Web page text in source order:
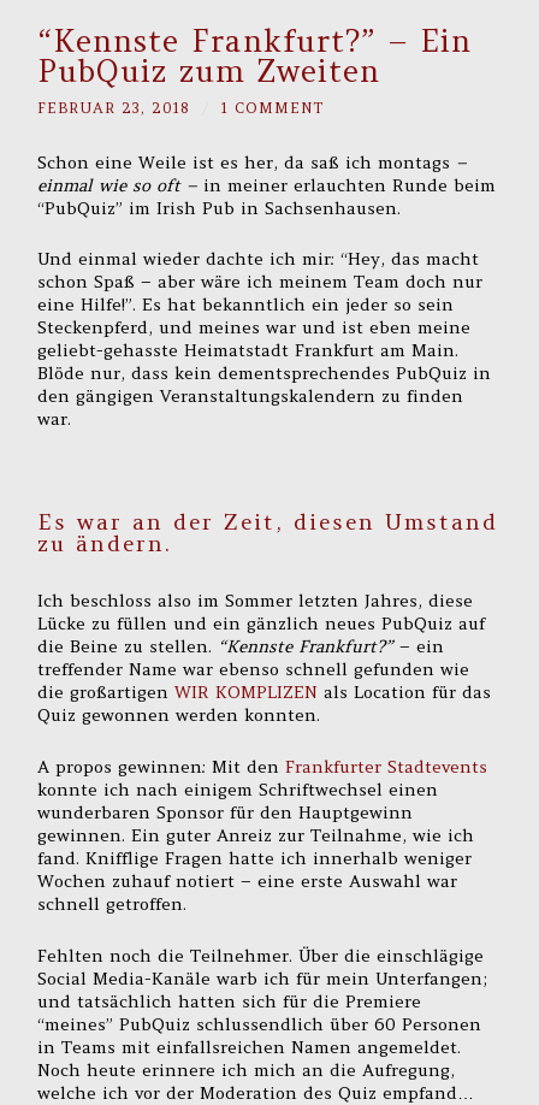
“Kennste Frankfurt?” – Ein
PubQuiz zum Zweiten
FEBRUAR 23, 2018 1 COMMENT
Schon eine Weile ist es her, da saß ich montags –
einmal wie so oft – in meiner erlauchten Runde beim
“PubQuiz” im Irish Pub in Sachsenhausen.
Und einmal wieder dachte ich mir: “Hey, das macht
schon Spaß – aber wäre ich meinem Team doch nur
eine Hilfe!”. Es hat bekanntlich ein jeder so sein
Steckenpferd, und meines war und ist eben meine
geliebt-gehasste Heimatstadt Frankfurt am Main.
Blöde nur, dass kein dementsprechendes PubQuiz in
den gängigen Veranstaltungskalendern zu finden
war.
Es war an der Zeit, diesen Umstand
zu ändern.
Ich beschloss also im Sommer letzten Jahres, diese
Lücke zu füllen und ein gänzlich neues PubQuiz auf
die Beine zu stellen. “Kennste Frankfurt?”– ein
treffender Name war ebenso schnell gefunden wie
die großartigen WIR KOMPLIZEN als Location für das
Quiz gewonnen werden konnten.
A propos gewinnen: Mit denFrankfurter Stadtevents
konnte ich nach einigem Schriftwechsel einen
wunderbaren Sponsor für den Hauptgewinn
gewinnen. Ein guter Anreiz zur Teilnahme, wie ich
fand. Knifflige Fragen hatte ich innerhalb weniger
Wochen zuhauf notiert – eine erste Auswahl war
schnell getroffen.
Fehlten noch die Teilnehmer. Über die einschlägige
Social Media-Kanäle warb ich für mein Unterfangen;
und tatsächlich hatten sich für die Premiere
“meines” PubQuiz schlussendlich über 60 Personen
in Teams mit einfallsreichen Namen angemeldet.
Noch heute erinnere ich mich an die Aufregung,
welche ich vor der Moderation des Quiz empfand…